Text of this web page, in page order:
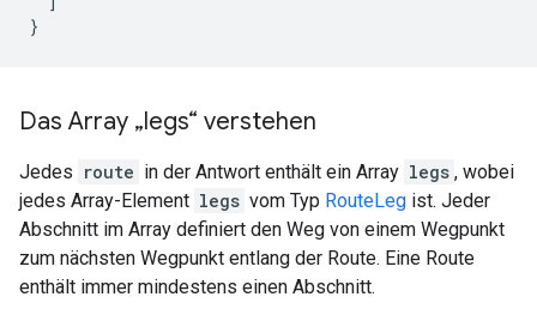
}
Das Array „legs“ verstehen
Jedes route in der Antwort enthält ein Array legs , wobei
jedes Array-Element legs vom Typ RouteLeg ist. Jeder
Abschnitt im Array definiert den Weg von einem Wegpunkt
zum nächsten Wegpunkt entlang der Route. Eine Route
enthält immer mindestens einen Abschnitt.